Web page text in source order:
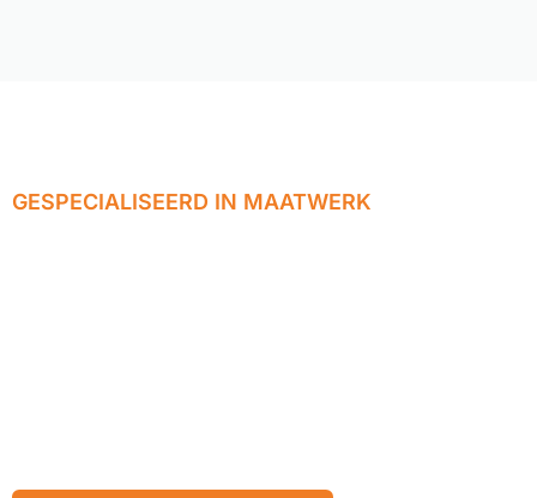
GESPECIALISEERD IN MAATWERK